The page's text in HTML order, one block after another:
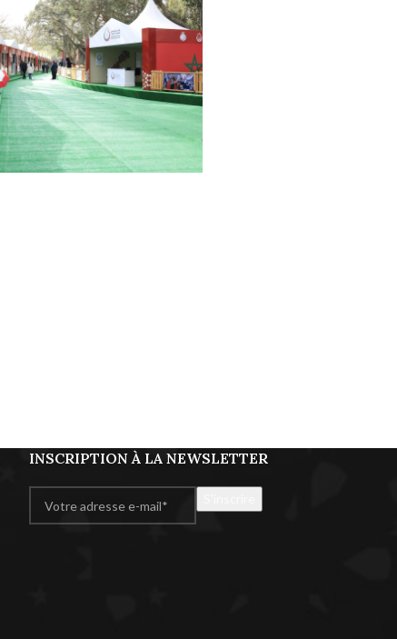
INSCRIPTION À LA NEWSLETTER